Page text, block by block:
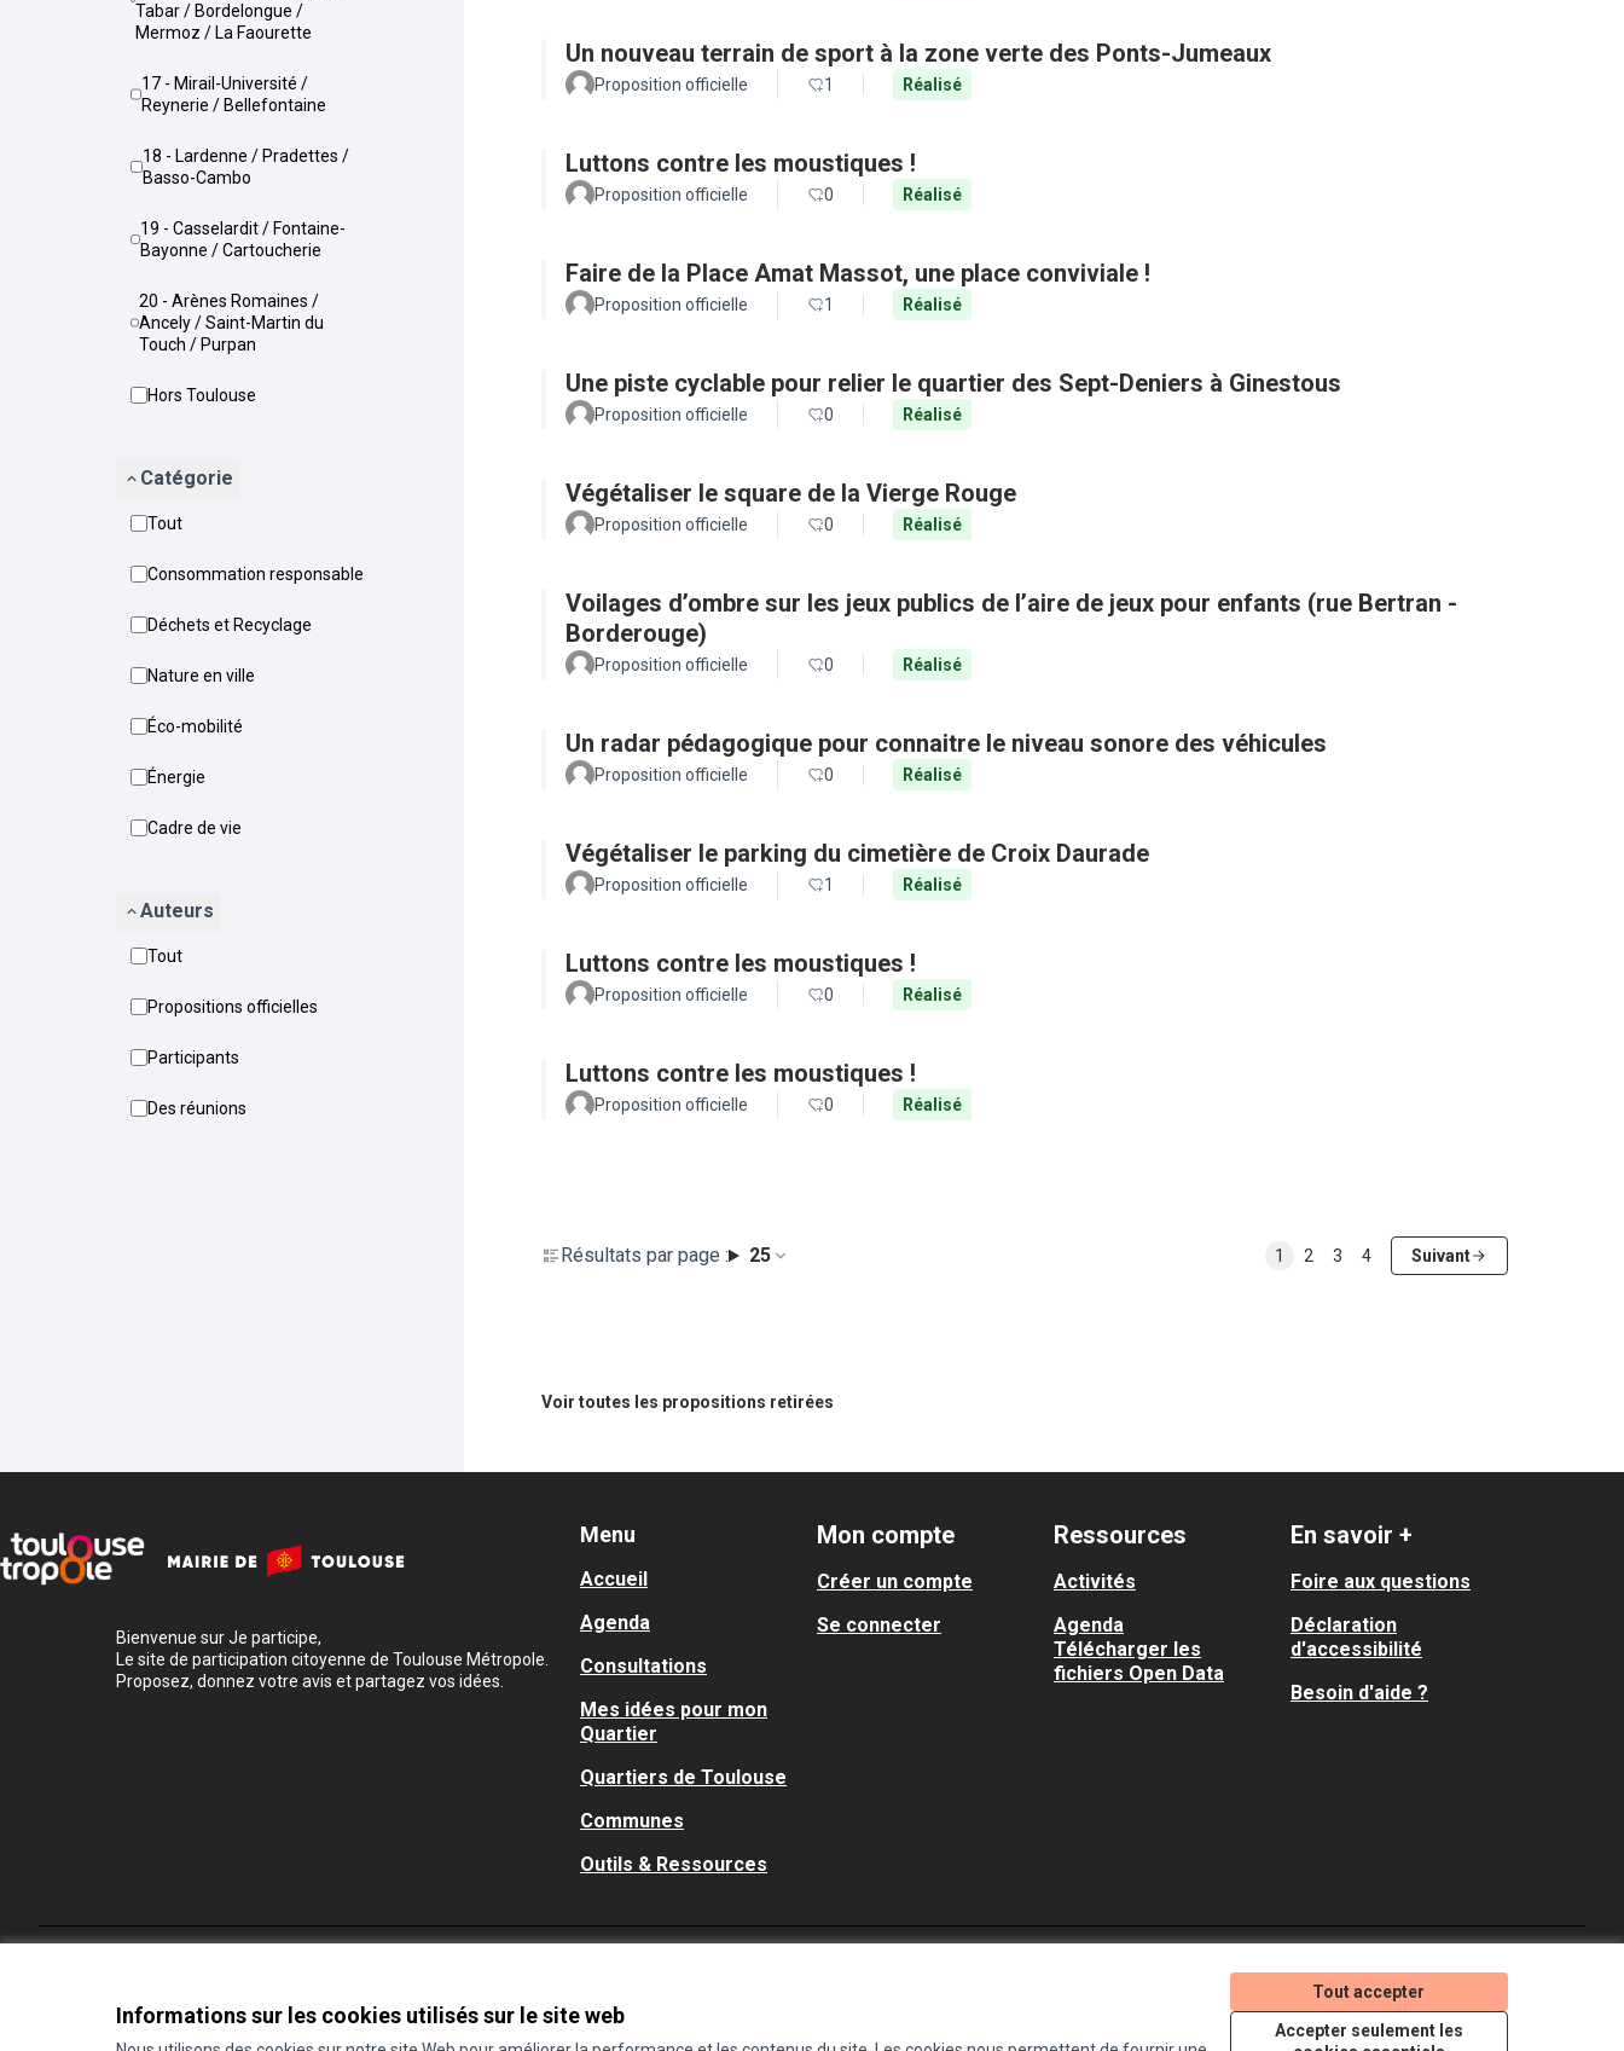
Informations sur les cookies utilisés sur le site web
Tout accepter
Accepter seulement les
Tabar / Bordelongue /
Mermoz / La Faourette
17 - Mirail-Université /
Reynerie / Bellefontaine
18 - Lardenne / Pradettes /
Basso-Cambo
19 - Casselardit / Fontaine-
Bayonne / Cartoucherie
20 - Arènes Romaines /
Ancely / Saint-Martin du
Touch / Purpan
Hors Toulouse
Catégorie
Tout
Consommation responsable
Déchets et Recyclage
Nature en ville
Éco-mobilité
Énergie
Cadre de vie
Auteurs
Tout
Propositions officielles
Participants
Des réunions
Un nouveau terrain de sport à la zone verte des Ponts-Jumeaux
Proposition officielle 1 Réalisé
Luttons contre les moustiques !
Proposition officielle 0 Réalisé
Faire de la Place Amat Massot, une place conviviale !
Proposition officielle 1 Réalisé
Une piste cyclable pour relier le quartier des Sept-Deniers à Ginestous
Proposition officielle 0 Réalisé
Végétaliser le square de la Vierge Rouge
Proposition officielle 0 Réalisé
Voilages d’ombre sur les jeux publics de l’aire de jeux pour enfants (rue Bertran -
Borderouge)
Proposition officielle 0 Réalisé
Un radar pédagogique pour connaitre le niveau sonore des véhicules
Proposition officielle 0 Réalisé
Végétaliser le parking du cimetière de Croix Daurade
Proposition officielle 1 Réalisé
Luttons contre les moustiques !
Proposition officielle 0 Réalisé
Luttons contre les moustiques !
Proposition officielle 0 Réalisé
Résultats par page : 25 1 2 3 4 Suivant
Voir toutes les propositions retirées
Bienvenue sur Je participe,
Le site de participation citoyenne de Toulouse Métropole.
Proposez, donnez votre avis et partagez vos idées.
Menu
Accueil
Agenda
Consultations
Mes idées pour mon
Quartier
Quartiers de Toulouse
Communes
Outils & Ressources
Mon compte
Créer un compte
Se connecter
Ressources
Activités
Agenda
Télécharger les
fichiers Open Data
En savoir +
Foire aux questions
Déclaration
d'accessibilité
Besoin d'aide ?
(Lien externe)
(Lien externe)
(Lien externe)